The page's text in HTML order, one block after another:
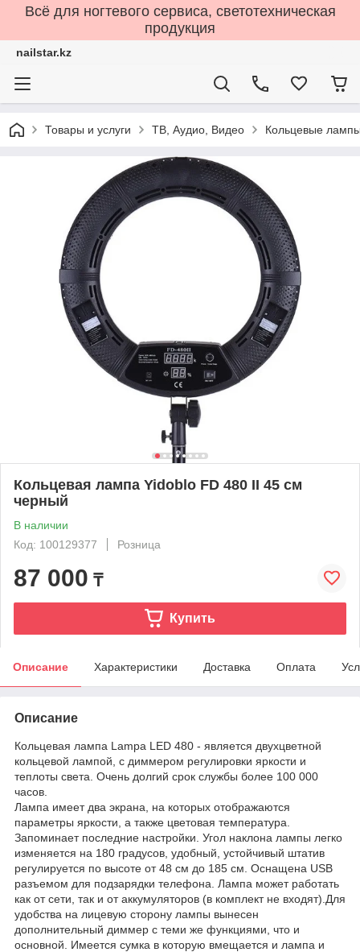
Всё для ногтевого сервиса, светотехническая
продукция
nailstar.kz
Товары и услуги ТВ, Аудио, Видео Кольцевые
Кольцевая лампа Yidoblo FD 480 II 45 см
черный
В наличии
Код: 100129377
Розница
87 000 ₸
Купить
Описание Характеристики Доставка Оплата
Описание
Кольцевая лампа Lampa LED 480 - является двухцветной
кольцевой лампой, с диммером регулировки яркости и
теплоты света. Очень долгий срок службы более 100 000
часов.
Лампа имеет два экрана, на которых отображаются
параметры яркости, а также цветовая температура.
Запоминает последние настройки. Угол наклона лампы легко
изменяется на 180 градусов, удобный, устойчивый штатив
регулируется по высоте от 48 см до 185 см. Оснащена USB
разъемом для подзарядки телефона. Лампа может работать
как от сети, так и от аккумуляторов (в комплект не входят).Для
удобства на лицевую сторону лампы вынесен
дополнительный диммер с теми же функциями, что и
основной. Имеется сумка в которую вмещается и лампа и